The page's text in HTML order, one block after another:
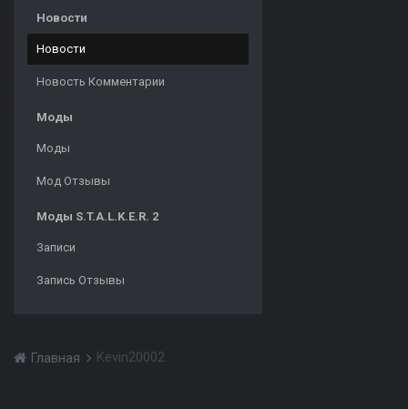
Новости
Новости
Новость Комментарии
Моды
Моды
Мод Отзывы
Моды S.T.A.L.K.E.R. 2
Записи
Запись Отзывы
Главная Kevin20002